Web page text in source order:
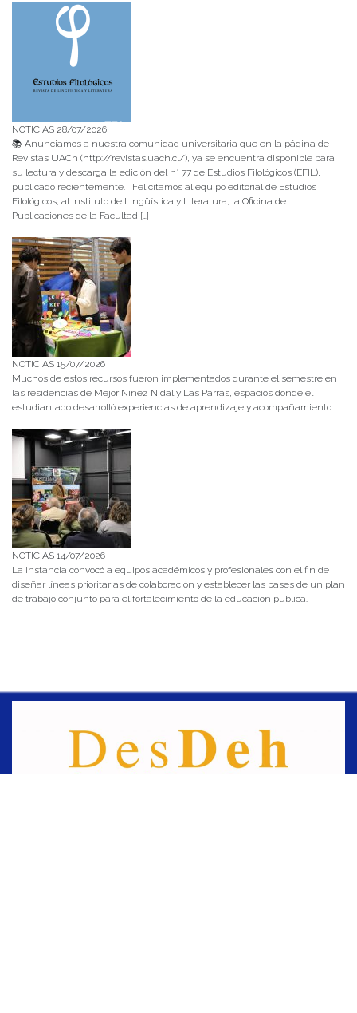
NOTICIAS 28/07/2026
📚 Anunciamos a nuestra comunidad universitaria que en la página de
Revistas UACh (http://revistas.uach.cl/), ya se encuentra disponible para
su lectura y descarga la edición del n° 77 de Estudios Filológicos (EFIL),
publicado recientemente. Felicitamos al equipo editorial de Estudios
Filológicos, al Instituto de Lingüística y Literatura, la Oficina de
Publicaciones de la Facultad […]
NOTICIAS 15/07/2026
Muchos de estos recursos fueron implementados durante el semestre en
las residencias de Mejor Niñez Nidal y Las Parras, espacios donde el
estudiantado desarrolló experiencias de aprendizaje y acompañamiento.
NOTICIAS 14/07/2026
La instancia convocó a equipos académicos y profesionales con el fin de
diseñar líneas prioritarias de colaboración y establecer las bases de un plan
de trabajo conjunto para el fortalecimiento de la educación pública.